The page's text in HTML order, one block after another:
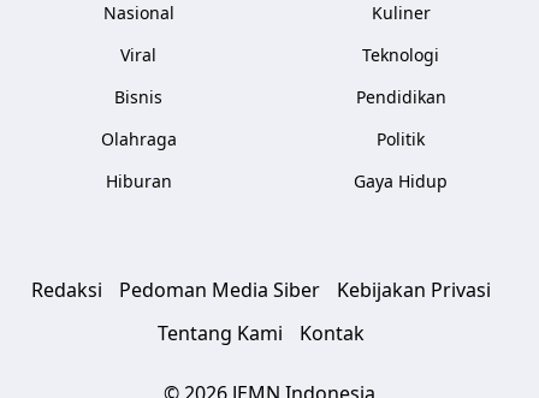
Nasional
Viral
Bisnis
Olahraga
Hiburan
Kuliner
Teknologi
Pendidikan
Politik
Gaya Hidup
Redaksi Pedoman Media Siber
Kebijakan Privasi
Tentang Kami
Kontak